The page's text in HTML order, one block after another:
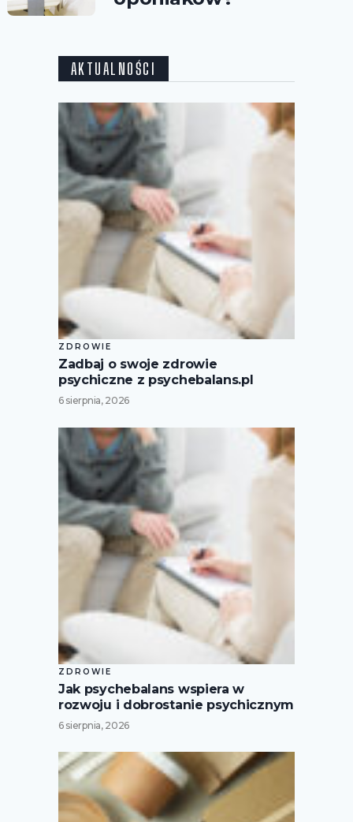
AKTUALNOŚCI
ZDROWIE
Zadbaj o swoje zdrowie
psychiczne z psychebalans.pl
6 sierpnia, 2026
ZDROWIE
Jak psychebalans wspiera w
rozwoju i dobrostanie psychicznym
6 sierpnia, 2026